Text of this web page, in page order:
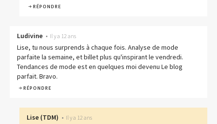
RÉPONDRE
Ludivine • Il y a 12 ans
Lise, tu nous surprends à chaque fois. Analyse de mode
parfaite la semaine, et billet plus qu'inspirant le vendredi.
Tendances de mode est en quelques moi devenu Le blog
parfait. Bravo.
RÉPONDRE
Lise (TDM) • Il y a 12 ans